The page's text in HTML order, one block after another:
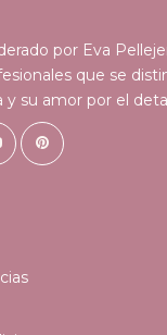
por Eva
que se
y su amor por el